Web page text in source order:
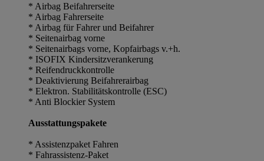
* Airbag Beifahrerseite
* Airbag Fahrerseite
* Airbag für Fahrer und Beifahrer
* Seitenairbag vorne
* Seitenairbags vorne, Kopfairbags v.+h.
* ISOFIX Kindersitzverankerung
* Reifendruckkontrolle
* Deaktivierung Beifahrerairbag
* Elektron. Stabilitätskontrolle (ESC)
* Anti Blockier System
Ausstattungspakete
* Assistenzpaket Fahren
* Fahrassistenz-Paket